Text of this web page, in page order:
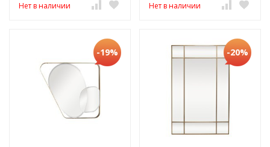
Нет в наличии Нет в наличии
-19% -20%